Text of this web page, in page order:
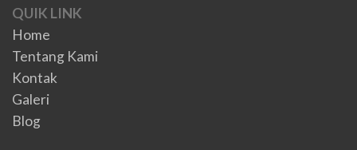
QUIK LINK
Home
Tentang Kami
Kontak
Galeri
Blog